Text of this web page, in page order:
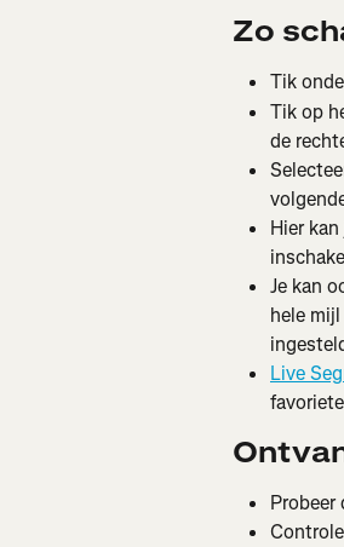
Zo
Tik
Tik op
de
Hier
Je kan
hele
Live